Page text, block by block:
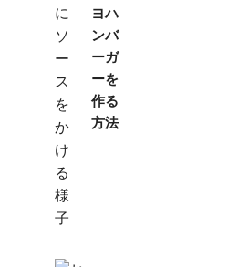
ヨハ
ンバ
ーガ
ーを
作る
方法